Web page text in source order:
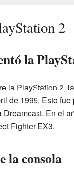
2
la
la PlayStation 2,
de 1999. Esto fue
En el
Fighter EX3.
la consola